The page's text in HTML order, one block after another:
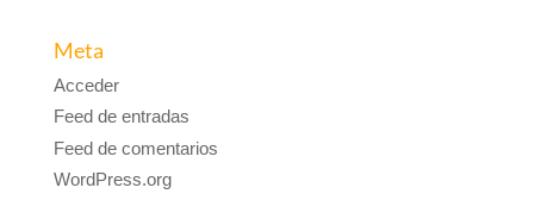
Meta
Acceder
Feed de entradas
Feed de comentarios
WordPress.org